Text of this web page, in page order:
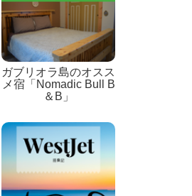
ガブリオラ島のオスス
メ宿「Nomadic Bull B
＆B」